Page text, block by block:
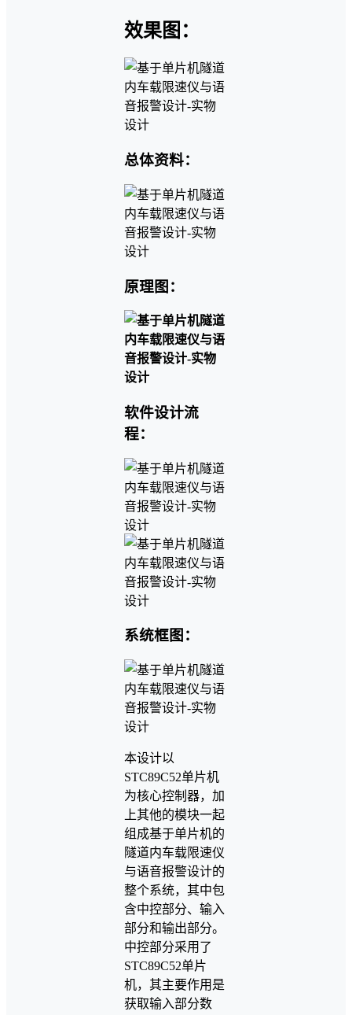
效果图：
总体资料：
原理图：
软件设计流
程：
系统框图：
本设计以
STC89C52单片机
为核心控制器，加
上其他的模块一起
组成基于单片机的
隧道内车载限速仪
与语音报警设计的
整个系统，其中包
含中控部分、输入
部分和输出部分。
中控部分采用了
STC89C52单片
机，其主要作用是
获取输入部分数